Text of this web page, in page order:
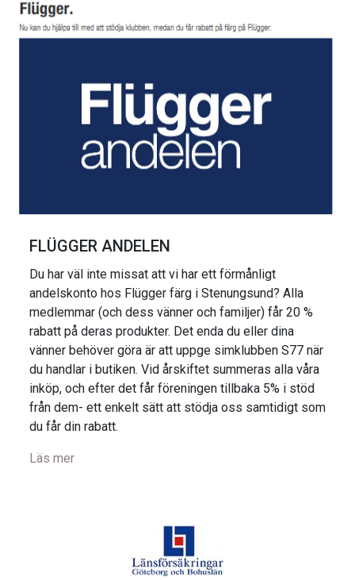
FLÜGGER ANDELEN
Du har väl inte missat att vi har ett förmånligt
andelskonto hos Flügger färg i Stenungsund? Alla
medlemmar (och dess vänner och familjer) får 20 %
rabatt på deras produkter. Det enda du eller dina
vänner behöver göra är att uppge simklubben S77 när
du handlar i butiken. Vid årskiftet summeras alla våra
inköp, och efter det får föreningen tillbaka 5% i stöd
från dem- ett enkelt sätt att stödja oss samtidigt som
du får din rabatt.
Läs mer